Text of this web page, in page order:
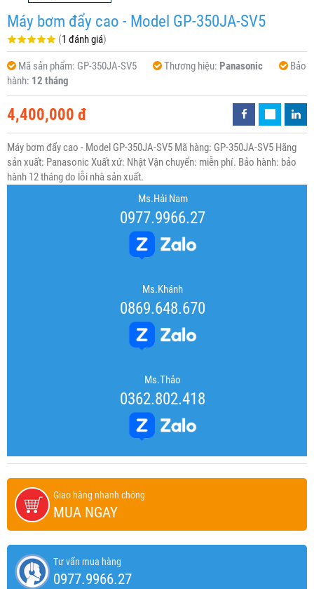
Máy bơm đẩy cao - Model GP-350JA-SV5
(1 đánh giá)
Mã sản phẩm: GP-350JA-SV5 Thương hiệu: Panasonic
Bảo
hành: 12 tháng
4,400,000 đ
Máy bơm đẩy cao - Model GP-350JA-SV5 Mã hàng: GP-350JA-SV5 Hãng
sản xuất: Panasonic Xuất xứ: Nhật Vận chuyển: miễn phí. Bảo hành: bảo
hành 12 tháng do lỗi nhà sản xuất.
Ms.Hải Nam
0977.9966.27
Ms.Khánh
0869.648.670
Ms.Thảo
0362.802.418
Giao hàng nhanh chóng
MUA NGAY
Tư vấn mua hàng
0977.9966.27